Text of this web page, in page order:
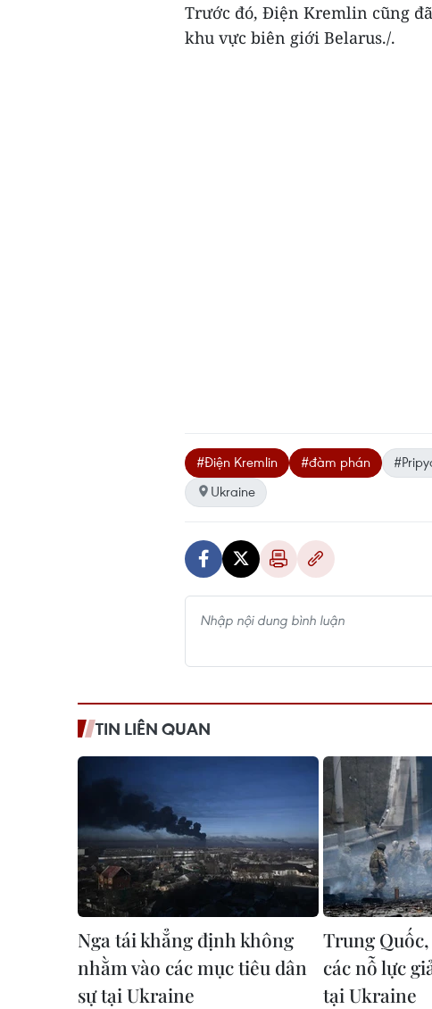
Trước đó, Điện Kremlin cũng
khu vực biên giới Belarus./.
#Điện Kremlin #đàm phán
Ukraine
TIN LIÊN QUAN
Nga tái khẳng định không
nhằm vào các mục tiêu dân
sự tại Ukraine
Trung
các nỗ lực
tại Ukraine